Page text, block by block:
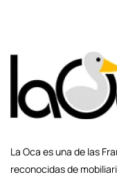
La Oca es una de las
reconocidas de